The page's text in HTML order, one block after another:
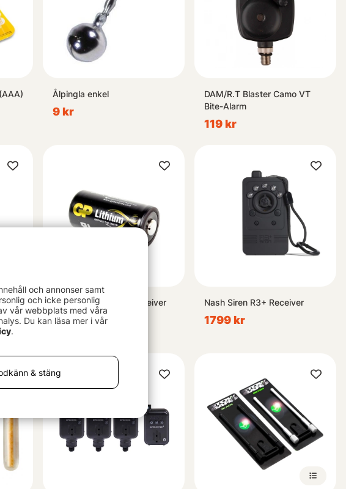
Ålpingla enkel
9 kr
DAM/R.T Blaster Camo VT
Bite-Alarm
119 kr
Nash Siren R3+/R2 Receiver
Battery (CR123A)
Nash Siren R3+ Receiver
1799 kr
och annonser samt
och icke personlig
vår webbplats med våra
Du kan läsa mer i vår
.
& stäng